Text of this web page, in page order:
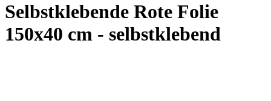
Selbstklebende Rote Folie
150x40 cm - selbstklebend